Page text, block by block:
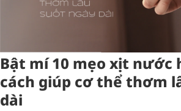
Bật mí 10 mẹo xịt nước
cách giúp cơ thể thơm
dài